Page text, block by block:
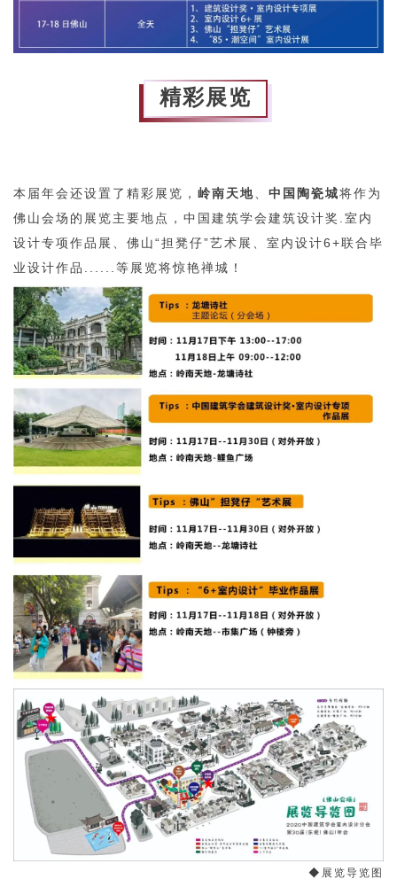
精彩展览
本届年会还设置了精彩展览， 岭南天地、 中国陶瓷城将作为
佛山会场的展览主要地点，中国建筑学会建筑设计奖.室内
设计专项作品展、佛山“担凳仔”艺术展、室内设计6+联合毕
业设计作品......等展览将惊艳禅城！
◆展览导览图